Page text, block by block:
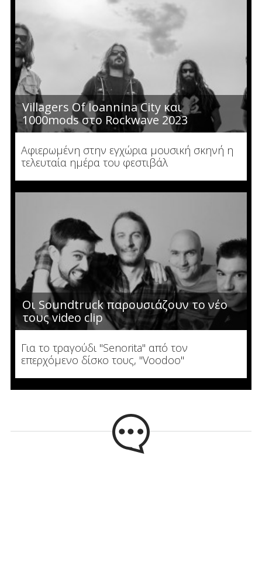
Villagers Of Ioannina City και
1000mods στο Rockwave 2023
Αφιερωμένη στην εγχώρια μουσική σκηνή η
τελευταία ημέρα του φεστιβάλ
Οι Soundtruck παρουσιάζουν το νέο
τους video clip
Για το τραγούδι "Senorita" από τον
επερχόμενο δίσκο τους, "Voodoo"